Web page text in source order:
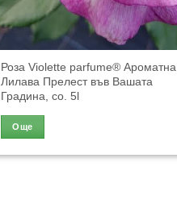
Роза Violette parfume® Ароматна
Лилава Прелест във Вашата
Градина, co. 5l
Още